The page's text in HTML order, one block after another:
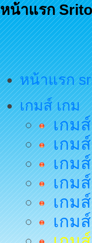
หน้าแรก
หน้าแรก
เกมส์ เกม
เกมส์
เกมส์
เกมส์
เกม
เกม
เกมส์